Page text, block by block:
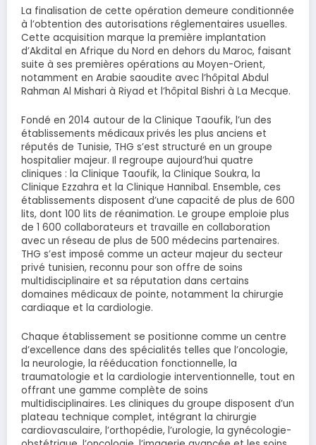
La finalisation de cette opération demeure conditionnée
à l’obtention des autorisations réglementaires usuelles.
Cette acquisition marque la première implantation
d’Akdital en Afrique du Nord en dehors du Maroc, faisant
suite à ses premières opérations au Moyen-Orient,
notamment en Arabie saoudite avec l’hôpital Abdul
Rahman Al Mishari à Riyad et l’hôpital Bishri à La Mecque.
Fondé en 2014 autour de la Clinique Taoufik, l’un des
établissements médicaux privés les plus anciens et
réputés de Tunisie, THG s’est structuré en un groupe
hospitalier majeur. Il regroupe aujourd’hui quatre
cliniques : la Clinique Taoufik, la Clinique Soukra, la
Clinique Ezzahra et la Clinique Hannibal. Ensemble, ces
établissements disposent d’une capacité de plus de 600
lits, dont 100 lits de réanimation. Le groupe emploie plus
de 1 600 collaborateurs et travaille en collaboration
avec un réseau de plus de 500 médecins partenaires.
THG s’est imposé comme un acteur majeur du secteur
privé tunisien, reconnu pour son offre de soins
multidisciplinaire et sa réputation dans certains
domaines médicaux de pointe, notamment la chirurgie
cardiaque et la cardiologie.
Chaque établissement se positionne comme un centre
d’excellence dans des spécialités telles que l’oncologie,
la neurologie, la rééducation fonctionnelle, la
traumatologie et la cardiologie interventionnelle, tout en
offrant une gamme complète de soins
multidisciplinaires. Les cliniques du groupe disposent d’un
plateau technique complet, intégrant la chirurgie
cardiovasculaire, l’orthopédie, l’urologie, la gynécologie-